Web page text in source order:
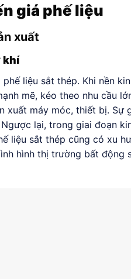
giá phế liệu
xuất
khí
liệu sắt thép. Khi nền
mẽ, kéo theo nhu cầu
máy móc, thiết bị. Sự
lại, trong giai đoạn
liệu sắt thép cũng có xu
hình thị trường bất động